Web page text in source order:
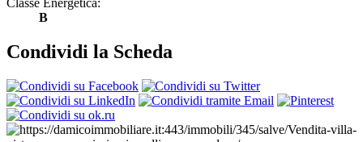
Classe Energetica:
B
Condividi la Scheda